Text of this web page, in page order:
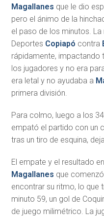
Magallanes que le dio
pero el ánimo de la
el paso de los minutos.
Deportes Copiapó contra
rápidamente,
los jugadores y no era
era letal y no ayudaba a
primera división.
Para colmo, luego a los
empató el partido con un
tras un tiro de esquina,
El empate y el resultado en
Magallanes que
encontrar su ritmo, lo que
minuto 59, un gol de
de juego milimétrico. La